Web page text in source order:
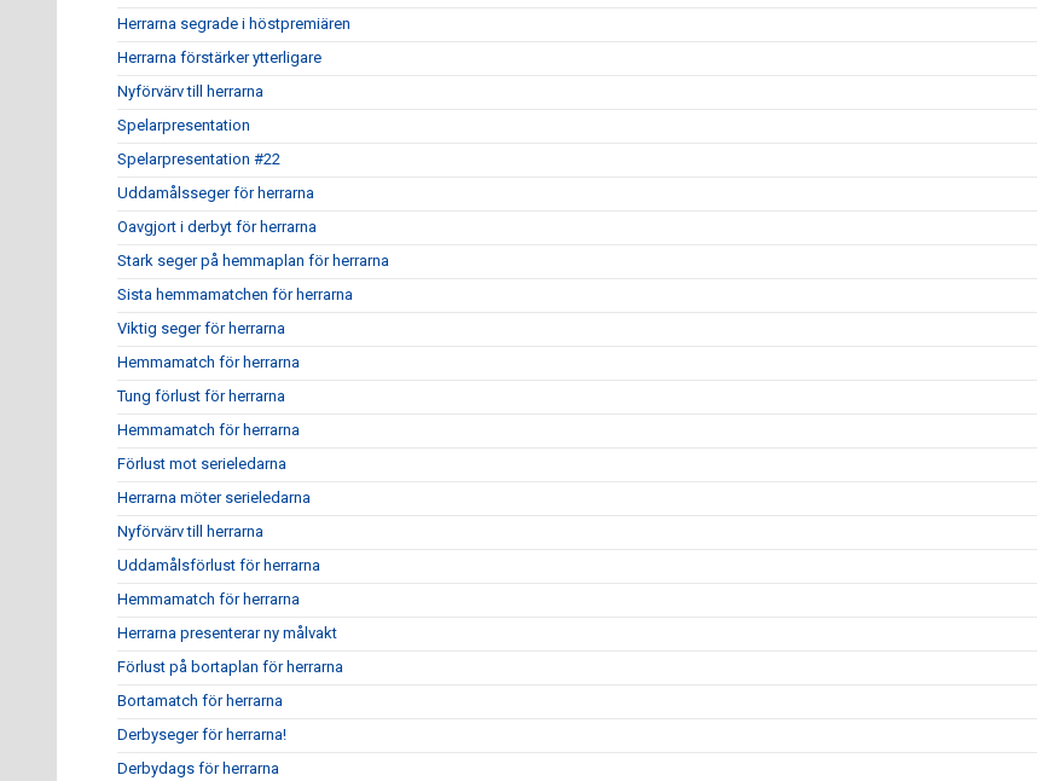
Herrarna segrade i höstpremiären
Herrarna förstärker ytterligare
Nyförvärv till herrarna
Spelarpresentation
Spelarpresentation #22
Uddamålsseger för herrarna
Oavgjort i derbyt för herrarna
Stark seger på hemmaplan för herrarna
Sista hemmamatchen för herrarna
Viktig seger för herrarna
Hemmamatch för herrarna
Tung förlust för herrarna
Hemmamatch för herrarna
Förlust mot serieledarna
Herrarna möter serieledarna
Nyförvärv till herrarna
Uddamålsförlust för herrarna
Hemmamatch för herrarna
Herrarna presenterar ny målvakt
Förlust på bortaplan för herrarna
Bortamatch för herrarna
Derbyseger för herrarna!
Derbydags för herrarna